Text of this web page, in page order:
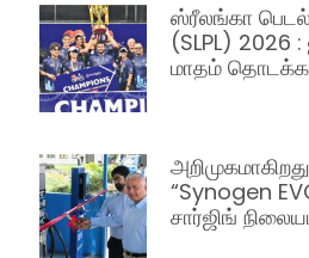
ஸ்ரீலங்கா
(SLPL) 2026
மாதம்
அறிமுகமாகிறது
“Synogen
சார்ஜிங்